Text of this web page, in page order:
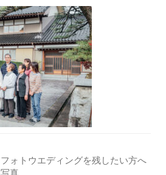
ォトウエディングを残したい方へ